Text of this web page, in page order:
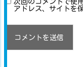
アドレス、サイトを